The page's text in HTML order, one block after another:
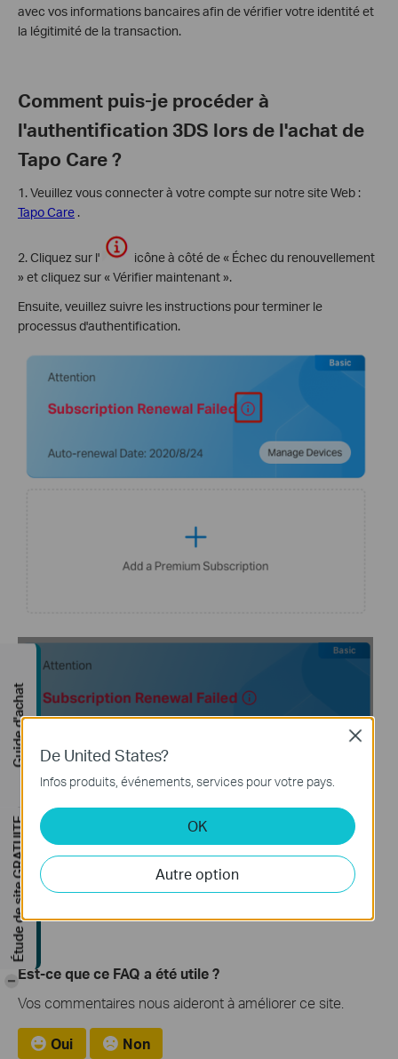
avec vos informations bancaires afin de vérifier votre identité et
la légitimité de la transaction.
Comment puis-je procéder à
l'authentification 3DS lors de l'achat de
Tapo Care ?
1. Veuillez vous connecter à votre compte sur notre site Web :
Tapo Care .
2. Cliquez sur l'
icône à côté de « Échec du renouvellement
» et cliquez sur « Vérifier maintenant ».
Ensuite, veuillez suivre les instructions pour terminer le
processus d'authentification.
Est-ce que ce FAQ a été utile ?
Vos commentaires nous aideront à améliorer ce site.
Oui Non
De United States?
Infos produits, événements, services pour votre pays.
OK
Autre option
Close
Guide d'achat
Étude de site GRATUITE
-